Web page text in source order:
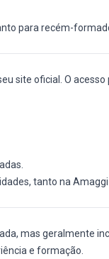
para recém-
site oficial. O
tanto na
mas geralmente
e formação.